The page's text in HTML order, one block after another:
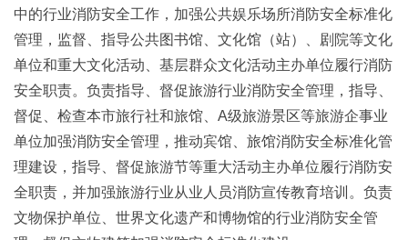
中的行业消防安全工作，加强公共娱乐场所消防安全标准化
管理，监督、指导公共图书馆、文化馆（站）、剧院等文化
单位和重大文化活动、基层群众文化活动主办单位履行消防
安全职责。负责指导、督促旅游行业消防安全管理，指导、
督促、检查本市旅行社和旅馆、A级旅游景区等旅游企事业
单位加强消防安全管理，推动宾馆、旅馆消防安全标准化管
理建设，指导、督促旅游节等重大活动主办单位履行消防安
全职责，并加强旅游行业从业人员消防宣传教育培训。负责
文物保护单位、世界文化遗产和博物馆的行业消防安全管